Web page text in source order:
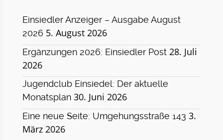
Einsiedler Anzeiger – Ausgabe August
2026 5. August 2026
Ergänzungen 2026: Einsiedler Post 28. Juli
2026
Jugendclub Einsiedel: Der aktuelle
Monatsplan 30. Juni 2026
Eine neue Seite: Umgehungsstraße 143 3.
März 2026